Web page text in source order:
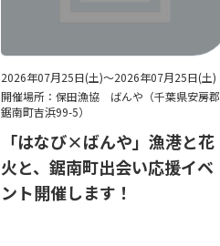
2026年07月25日(土)～2026年07月25日(土)
開催場所：保田漁協 ばんや（千葉県安房郡
鋸南町吉浜99-5）
「はなび×ばんや」漁港と花
火と、鋸南町出会い応援イベ
ント開催します！